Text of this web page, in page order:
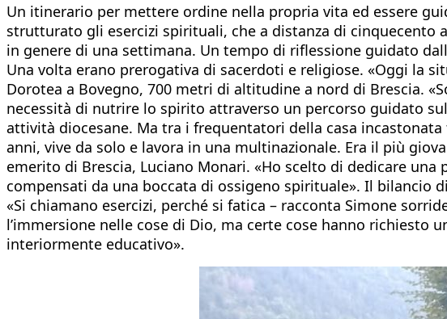
Un itinerario per mettere ordine nella propria vita ed essere
strutturato gli esercizi spirituali, che a distanza di cinquecento
in genere di una settimana. Un tempo di riflessione guidato
Una volta erano prerogativa di sacerdoti e religiose. «Oggi la
Dorotea a Bovegno, 700 metri di altitudine a nord di Brescia.
necessità di nutrire lo spirito attraverso un percorso guidato
attività diocesane. Ma tra i frequentatori della casa incastonata
anni, vive da solo e lavora in una multinazionale. Era il più
emerito di Brescia, Luciano Monari. «Ho scelto di dedicare
compensati da una boccata di ossigeno spirituale». Il bilancio
«Si chiamano esercizi, perché si fatica – racconta Simone
l’immersione nelle cose di Dio, ma certe cose hanno
interiormente educativo».